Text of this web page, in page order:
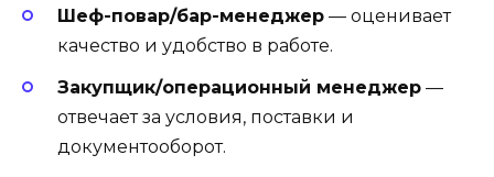
Шеф-повар/бар-менеджер — оценивает
качество и удобство в работе.
Закупщик/операционный менеджер —
отвечает за условия, поставки и
документооборот.